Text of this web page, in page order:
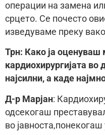
операции на замена
срцето. Се почесто
изведуваме преку
Трн: Како ја оценуваш
кардиохирургијата
најсилни, а каде
Д-р Марјан:
одсекогаш
во